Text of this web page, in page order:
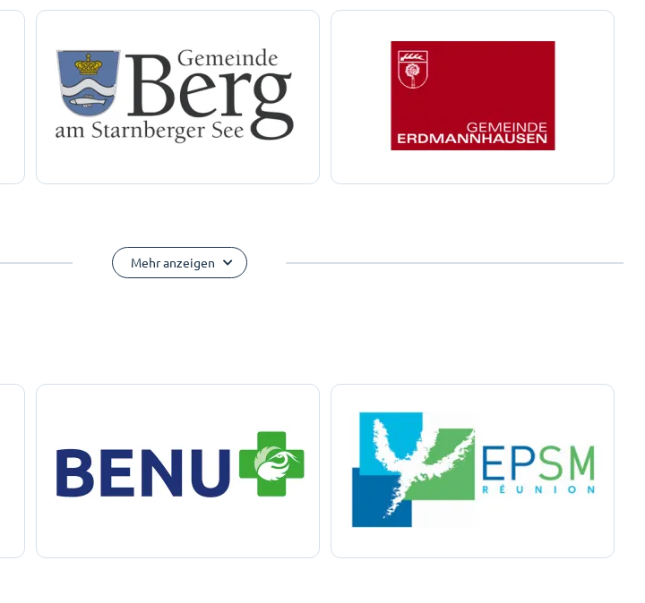
Mehr anzeigen